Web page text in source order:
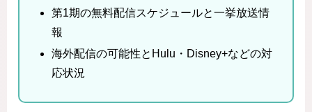
第1期の無料配信スケジュールと一挙放送情
報
海外配信の可能性とHulu・Disney+などの対
応状況